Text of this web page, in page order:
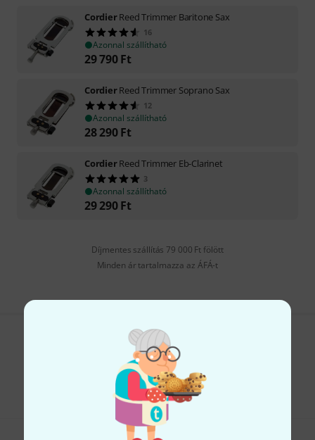
CordierReed Trimmer Baritone Sax
16
Azonnal szállítható
29 790 Ft
CordierReed Trimmer Soprano Sax
12
Azonnal szállítható
28 290 Ft
CordierReed Trimmer Eb-Clarinet
3
Azonnal szállítható
29 290 Ft
Díjmentes szállítás 79 000 Ft fölött
Minden ár tartalmazza az ÁFÁ-t
Tetszik, amit látsz?
Megosztás Súgó & Visszajelzések